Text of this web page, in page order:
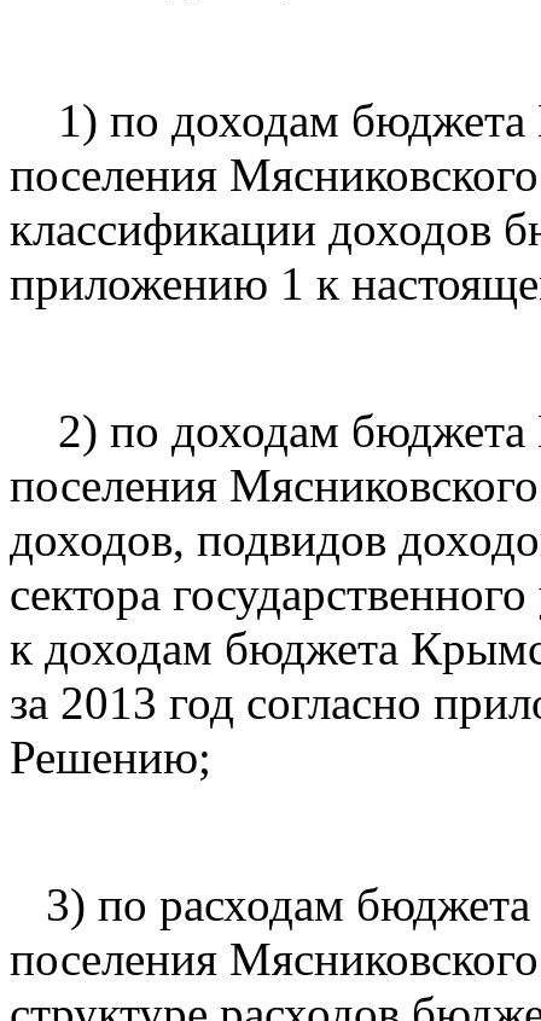
1) по доходам бюджета
поселения
классификации доходов
приложению 1 к
2) по доходам бюджета
поселения
доходов, подвидов
сектора
к доходам бюджета
за 2013 год согласно
Решению;
3) по расходам бюджета
поселения